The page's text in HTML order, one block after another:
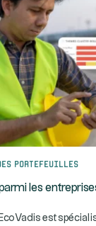
portefeuilles
les
est